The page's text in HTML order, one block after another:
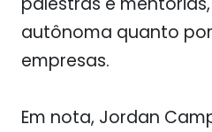
autônoma quanto
empresas.
Em nota, Jordan